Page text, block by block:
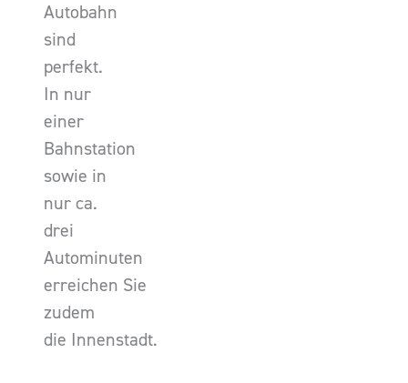
Autobahn
sind
perfekt.
In nur
einer
Bahnstation
sowie in
nur ca.
drei
Autominuten
erreichen Sie
zudem
die Innenstadt.